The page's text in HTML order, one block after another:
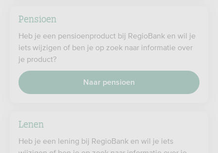
Pensioen
Heb je een pensioenproduct bij RegioBank en wil je
iets wijzigen of ben je op zoek naar informatie over
je product?
Naar pensioen
Lenen
Heb je een lening bij RegioBank en wil je iets